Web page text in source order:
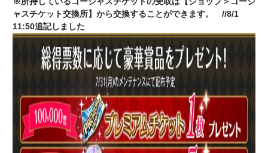
ャスチケット交換所】から交換することができます。 //8/1
11:50追記しました